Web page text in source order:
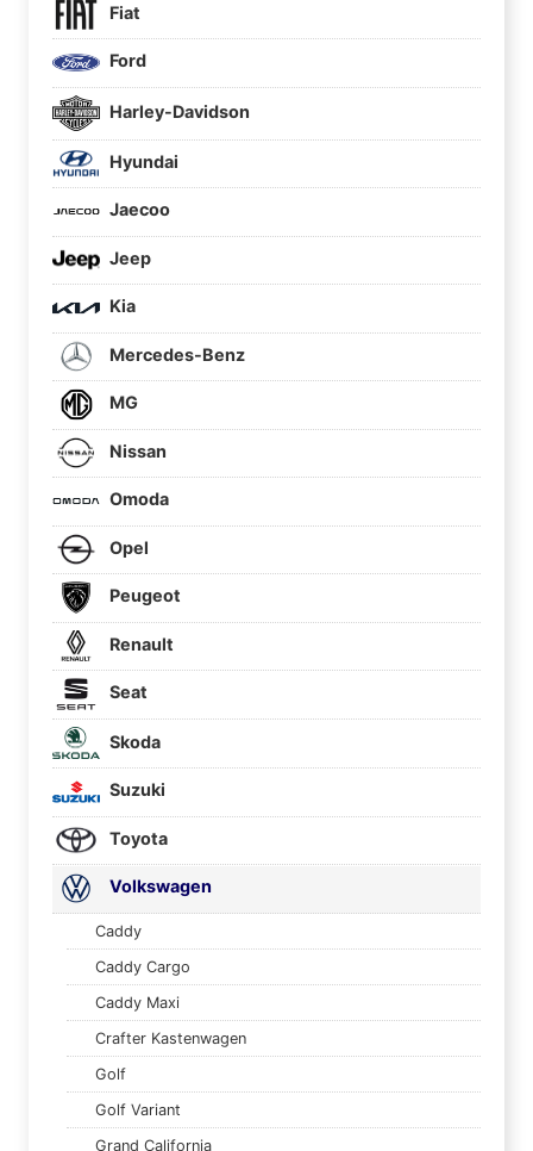
Fiat
Ford
Harley-Davidson
Hyundai
Jaecoo
Jeep
Kia
Mercedes-Benz
MG
Nissan
Omoda
Opel
Peugeot
Renault
Seat
Skoda
Suzuki
Toyota
Volkswagen
Caddy
Caddy Cargo
Caddy Maxi
Crafter Kastenwagen
Golf
Golf Variant
Grand California